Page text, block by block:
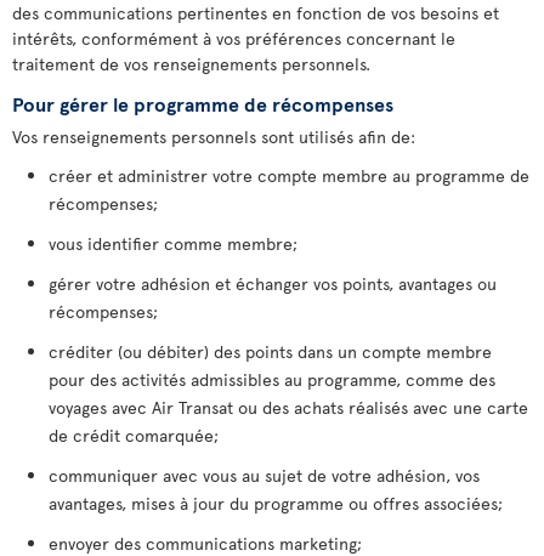
des communications pertinentes en fonction de vos besoins et
intérêts, conformément à vos préférences concernant le
traitement de vos renseignements personnels.
Pour gérer le programme de récompenses
Vos renseignements personnels sont utilisés afin de:
créer et administrer votre compte membre au programme de
récompenses;
vous identifier comme membre;
gérer votre adhésion et échanger vos points, avantages ou
récompenses;
créditer (ou débiter) des points dans un compte membre
pour des activités admissibles au programme, comme des
voyages avec Air Transat ou des achats réalisés avec une carte
de crédit comarquée;
communiquer avec vous au sujet de votre adhésion, vos
avantages, mises à jour du programme ou offres associées;
envoyer des communications marketing;